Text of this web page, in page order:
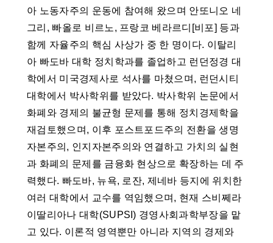
아 노동자주의 운동에 참여해 왔으며 안또니오 네
그리, 빠올로 비르노, 프랑코 베라르디[비포] 등과
함께 자율주의 핵심 사상가 중 한 명이다. 이탈리
아 빠도바 대학 정치학과를 졸업하고 런던정경 대
학에서 미국경제사로 석사를 마쳤으며, 런던시티
대학에서 박사학위를 받았다. 박사학위 논문에서
화폐와 경제의 불균형 문제를 통해 정치경제학을
재검토했으며, 이후 포스트포드주의 전환을 생명
자본주의, 인지자본주의와 연결하고 가치의 실현
과 화폐의 문제를 금융화 현상으로 확장하는 데 주
력했다. 빠도바, 뉴욕, 로잔, 제네바 등지에 위치한
여러 대학에서 교수를 역임했으며, 현재 스비쩨라
이딸리아나 대학(SUPSI) 경영사회과학부장을 맡
고 있다. 이론적 영역뿐만 아니라 지역의 경제와